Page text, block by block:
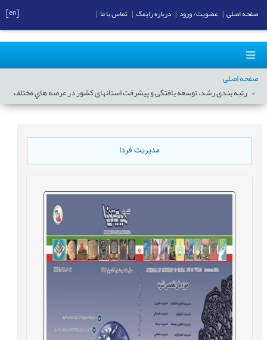
صفحه اصلی
رتبه بندی رشد، توسعه یافتگی و پيشرفت استانهای کشور در عرصه هاي مختلف
مدیریت فردا
صفحه اصلی عضویت/ ورود درباره رایمگ تماس با ما